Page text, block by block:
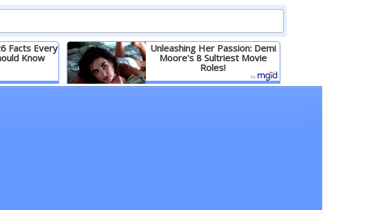
Facts Every
Know
Unleashing Her Passion: Demi
Moore's 8 Sultriest Movie
Roles!
Детальніше